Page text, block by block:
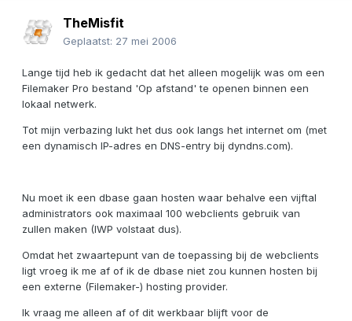
TheMisfit
Geplaatst: 27 mei 2006
Lange tijd heb ik gedacht dat het alleen mogelijk was om een
Filemaker Pro bestand 'Op afstand' te openen binnen een
lokaal netwerk.
Tot mijn verbazing lukt het dus ook langs het internet om (met
een dynamisch IP-adres en DNS-entry bij dyndns.com).
Nu moet ik een dbase gaan hosten waar behalve een vijftal
administrators ook maximaal 100 webclients gebruik van
zullen maken (IWP volstaat dus).
Omdat het zwaartepunt van de toepassing bij de webclients
ligt vroeg ik me af of ik de dbase niet zou kunnen hosten bij
een externe (Filemaker-) hosting provider.
Ik vraag me alleen af of dit werkbaar blijft voor de